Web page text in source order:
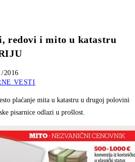
redovi i mito u katastru
2016
VESTI
plaćanje mita u katastru u drugoj polovini
pisarnice odlazi u prošlost.